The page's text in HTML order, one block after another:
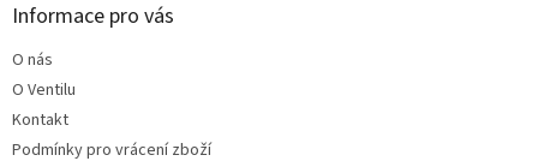
Informace pro vás
O nás
O Ventilu
Kontakt
Podmínky pro vrácení zboží